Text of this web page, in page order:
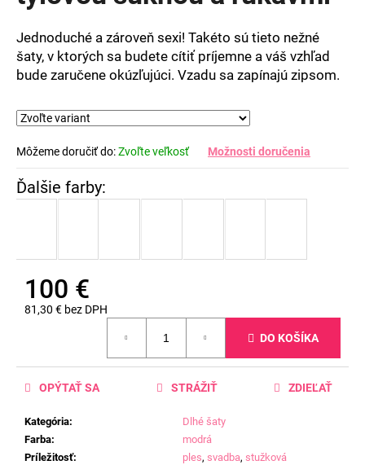
hviezdičiek.
Jednoduché a zároveň sexi! Takéto sú tieto nežné
šaty, v ktorých sa budete cítiť príjemne a váš vzhľad
bude zaručene okúzľujúci. Vzadu sa zapínajú zipsom.
Môžeme doručiť do:Zvoľte veľkosť Možnosti doručenia
100 €
81,30 € bez DPH
DO KOŠÍKA
Kategória:
Dlhé šaty
Farba:
modrá
Príležitosť: ples, svadba, stužková
OPÝTAŤ SA STRÁŽIŤ ZDIEĽAŤ